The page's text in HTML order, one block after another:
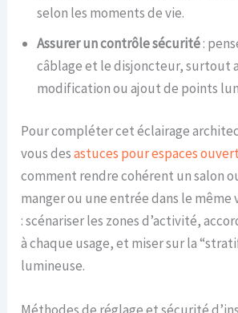
selon les moments de vie.
Assurer un contrôle sécurité:
câblage et le disjoncteur, surtout
modification ou ajout de points
Pour compléter cet éclairage
vous desastuces pour espaces
comment rendre cohérent un salon
manger ou une entrée dans le même
: scénariser les zones d’activité,
à chaque usage, et miser sur la
lumineuse.